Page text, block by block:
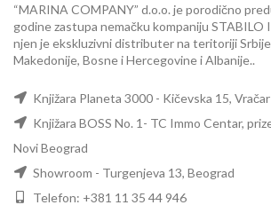
“MARINA COMPANY” d.o.o. je porodično
godine zastupa nemačku kompaniju
njen je ekskluzivni distributer na teritoriji
Makedonije, Bosne i Hercegovine i Albanije..
Knjižara Planeta 3000 - Kičevska 15, Vračar
Knjižara BOSS No. 1- TC Immo Centar,
Novi Beograd
Showroom - Turgenjeva 13, Beograd
Telefon: +381 11 35 44 946